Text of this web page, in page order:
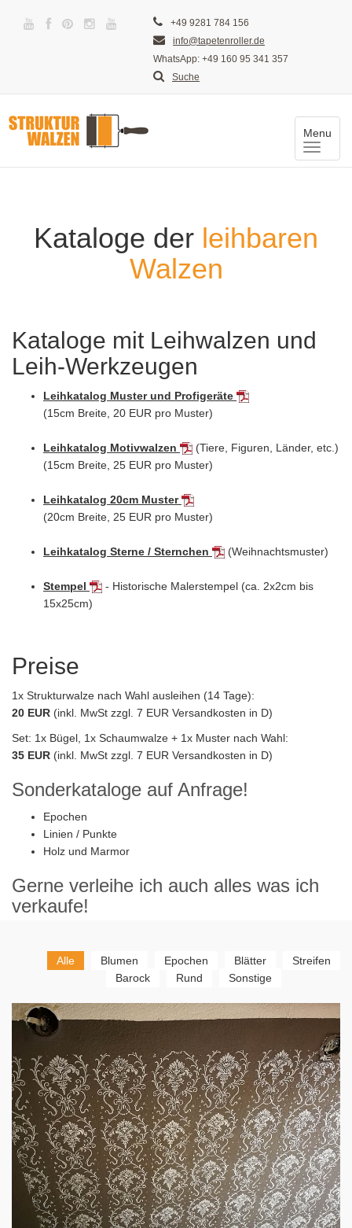
+49 9281 784 156
info@tapetenroller.de
WhatsApp: +49 160 95 341 357
Suche
Menu
Toggle
Kataloge der leihbaren
Walzen
Kataloge mit Leihwalzen und
Leih-Werkzeugen
Leihkatalog Muster und Profigeräte
(15cm Breite, 20 EUR pro Muster)
Leihkatalog Motivwalzen
(Tiere, Figuren, Länder, etc.)
(15cm Breite, 25 EUR pro Muster)
Leihkatalog 20cm Muster
(20cm Breite, 25 EUR pro Muster)
Leihkatalog Sterne / Sternchen (Weihnachtsmuster)
Stempel
- Historische Malerstempel (ca. 2x2cm bis
15x25cm)
Preise
1x Strukturwalze nach Wahl ausleihen (14 Tage):
20 EUR (inkl. MwSt zzgl. 7 EUR Versandkosten in D)
Set: 1x Bügel, 1x Schaumwalze + 1x Muster nach Wahl:
35 EUR (inkl. MwSt zzgl. 7 EUR Versandkosten in D)
Sonderkataloge auf Anfrage!
Epochen
Linien / Punkte
Holz und Marmor
Gerne verleihe ich auch alles was ich
verkaufe!
Alle Blumen Epochen Blätter
Streifen
Barock
Rund Sonstige